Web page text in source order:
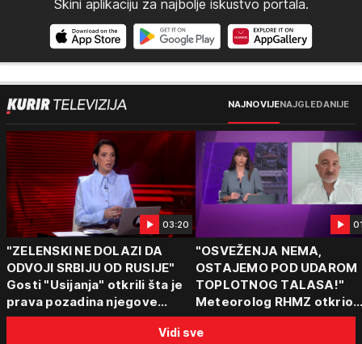
Skini aplikaciju za najbolje iskustvo portala.
NAJNOVIJENAJGLEDANIJE
03:20
"ZELENSKI NE DOLAZI DA
ODVOJI SRBIJU OD RUSIJE"
Gosti "Usijanja" otkrili šta je
prava pozadina njegove
posete Beogradu
"OSVEŽENJA NEMA,
OSTAJEMO POD UDAROM
TOPLOTNOG TALASA!"
Meteorolog RHMZ otkrio
kakvo vreme nas čeka do
kraja avgusta
Vidi sve